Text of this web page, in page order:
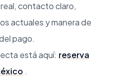
contacto claro,
actuales y manera de
pago.
está aquí: reserva
.